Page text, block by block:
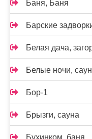
Баня, Баня
Барские
Белая дача,
Белые ночи,
Бор-1
Брызги, сауна
Бухинком, баня